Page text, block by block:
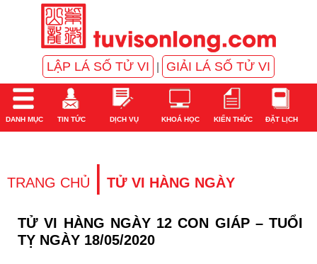
LẬP LÁ SỐ TỬ VI GIẢI LÁ SỐ TỬ VI
DANH MỤC TIN TỨC DỊCH VỤ KHOÁ HỌC KIẾN THỨC ĐẶT LỊCH
TRANG CHỦ | TỬ VI HÀNG NGÀY
TỬ VI HÀNG NGÀY 12 CON GIÁP – TUỔI
TỴ NGÀY 18/05/2020